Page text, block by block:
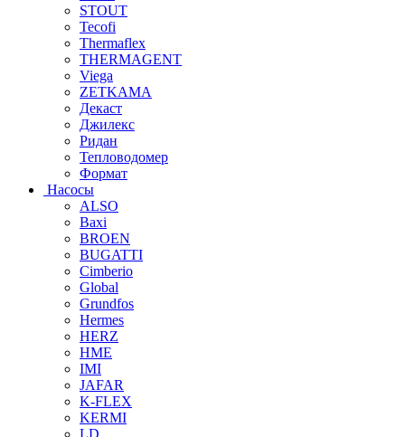
STOUT
Tecofi
Thermaflex
THERMAGENT
Viega
ZETKAMA
Декаст
Джилекс
Ридан
Тепловодомер
Формат
Насосы
ALSO
Baxi
BROEN
BUGATTI
Cimberio
Global
Grundfos
Hermes
HERZ
HME
IMI
JAFAR
K-FLEX
KERMI
LD